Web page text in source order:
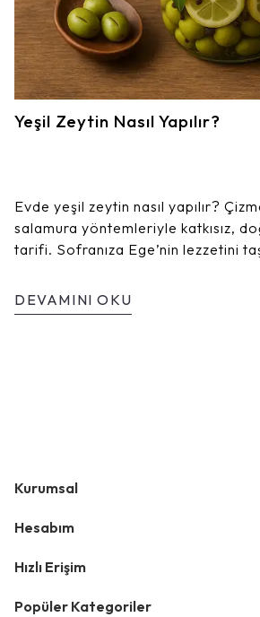
Yeşil Zeytin Nasıl Yapılır?
Evde yeşil zeytin nasıl yapılır?
salamura yöntemleriyle katkısız,
tarifi. Sofranıza Ege’nin lezzetini
DEVAMINI OKU
Kurumsal
Hesabım
Hızlı Erişim
Popüler Kategoriler